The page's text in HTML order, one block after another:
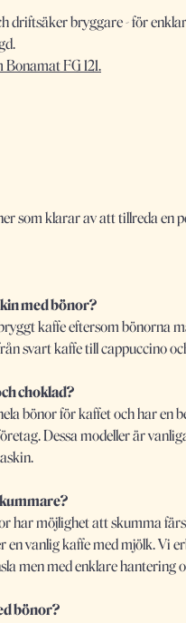
driftsäker bryggare - för
FG 121.
som klarar av att tillreda en
med bönor?
kaffe eftersom bönorna
svart kaffe till cappuccino
choklad?
bönor för kaffet och har en
Dessa modeller är
har möjlighet att skumma
en vanlig kaffe med mjölk. Vi
men med enklare hantering
bönor?